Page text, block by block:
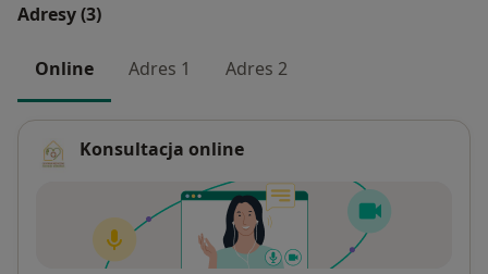
Adresy (3)
Online Adres 1 Adres 2
Konsultacja online